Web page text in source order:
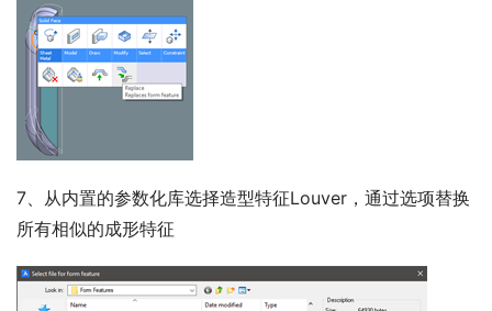
7、从内置的参数化库选择造型特征Louver，通过选项替换
所有相似的成形特征